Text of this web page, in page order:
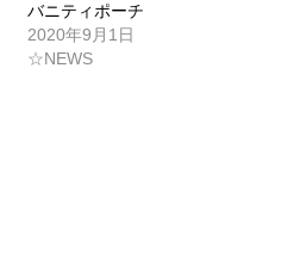
バニティポーチ
2020年9月1日
☆NEWS